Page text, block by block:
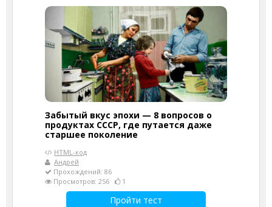
Забытый вкус эпохи — 8 вопросов о
продуктах СССР, где путается даже
старшее поколение
HTML-код
Андрей
Прохождений: 86
Просмотров: 256
1
Пройти тест